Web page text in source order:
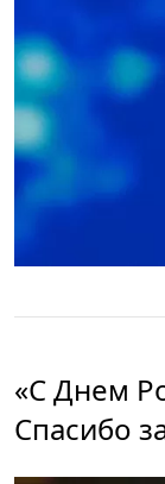
«С Днем
Спасибо